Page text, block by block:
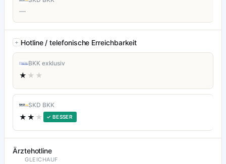
—
Hotline / telefonische Erreichbarkeit
BKK exklusiv
★ ★★
SKD BKK
★★ ★ ✓ BESSER
Ärztehotline
GLEICHAUF